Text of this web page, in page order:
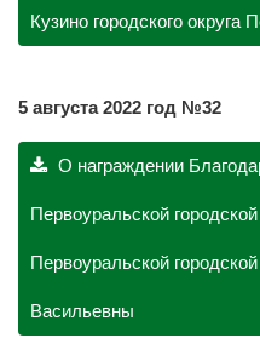
Кузино городского округа
5 августа 2022 год №32
О награждении
Первоуральской
Первоуральской
Васильевны